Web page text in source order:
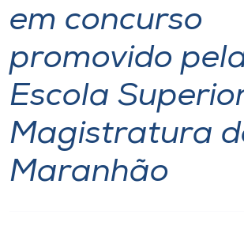
Atendimento ao Estudante
Portal de Ensino
Unoesc
Internacionalização
em concurso
promovido
Escola
Magistratura
Maranhão